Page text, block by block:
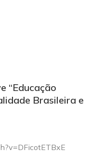
“Educação
Brasileira e